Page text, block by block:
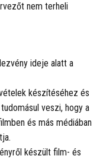
nem terheli
ideje alatt a
készítéséhez és
veszi, hogy a
és más médiában
készült film- és